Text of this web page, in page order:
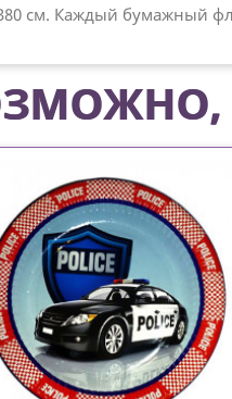
см. Каждый бумажный